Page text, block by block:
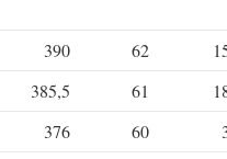
390 62
385,5 61
376 60